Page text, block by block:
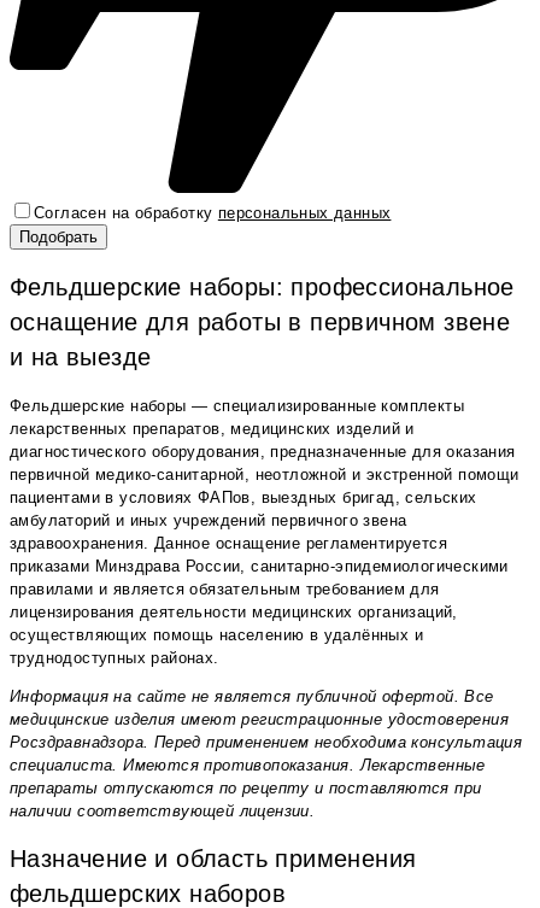
Согласен на обработку персональных данных
Фельдшерские наборы: профессиональное
оснащение для работы в первичном звене
и на выезде
Фельдшерские наборы — специализированные комплекты
лекарственных препаратов, медицинских изделий и
диагностического оборудования, предназначенные для оказания
первичной медико-санитарной, неотложной и экстренной помощи
пациентами в условиях ФАПов, выездных бригад, сельских
амбулаторий и иных учреждений первичного звена
здравоохранения. Данное оснащение регламентируется
приказами Минздрава России, санитарно-эпидемиологическими
правилами и является обязательным требованием для
лицензирования деятельности медицинских организаций,
осуществляющих помощь населению в удалённых и
труднодоступных районах.
Информация на сайте не является публичной офертой. Все
медицинские изделия имеют регистрационные удостоверения
Росздравнадзора. Перед применением необходима консультация
специалиста. Имеются противопоказания. Лекарственные
препараты отпускаются по рецепту и поставляются при
наличии соответствующей лицензии.
Назначение и область применения
фельдшерских наборов